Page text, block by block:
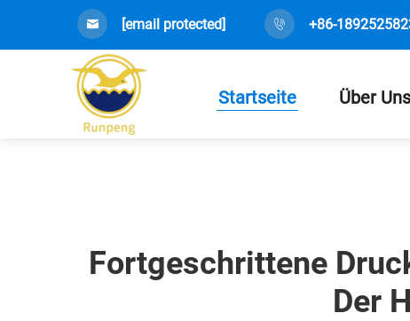
[email protected] +86-
Startseite Über Uns
Fortgeschrittene
Der